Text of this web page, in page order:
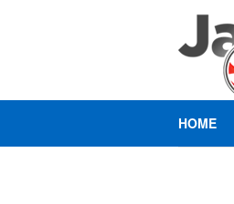
HOME